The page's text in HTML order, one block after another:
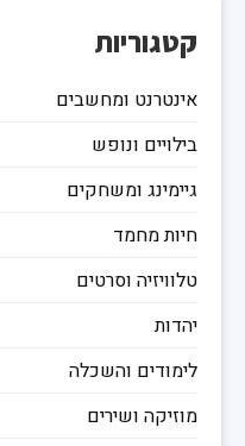
קטגוריות
אינטרנט ומחשבים
בילויים ונופש
גיימינג ומשחקים
חיות מחמד
טלוויזיה וסרטים
יהדות
לימודים והשכלה
מוזיקה ושירים